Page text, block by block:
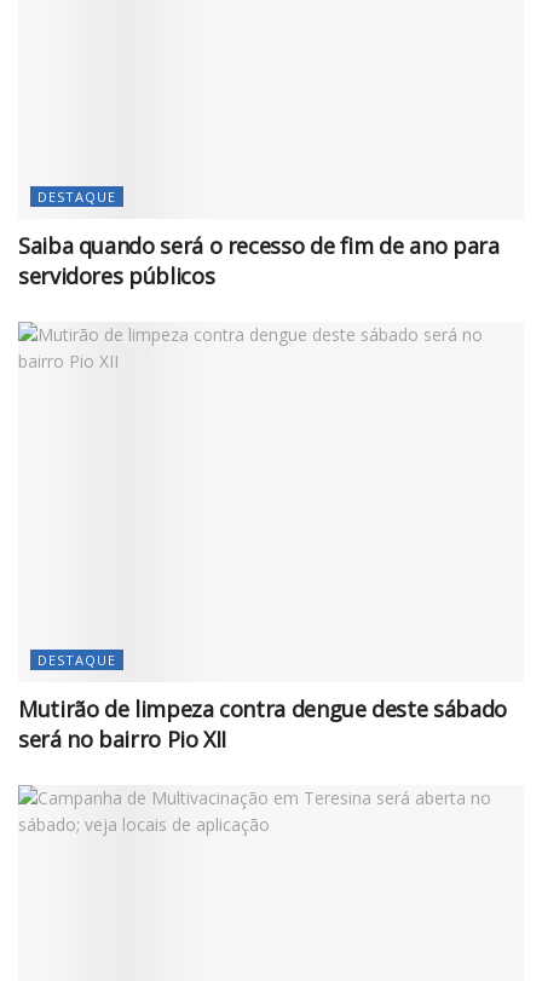
DESTAQUE
Saiba quando será o recesso de fim de ano para
servidores públicos
DESTAQUE
Mutirão de limpeza contra dengue deste sábado
será no bairro Pio XII